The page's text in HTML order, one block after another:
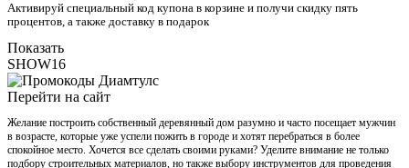
Активируй специальный код купона в корзине и получи скидку пять
процентов, а также доставку в подарок
Показать
SHOW16
Перейти на сайт
Желание построить собственный деревянный дом разумно и часто посещает мужчин
в возрасте, которые уже успели пожить в городе и хотят перебраться в более
спокойное место. Хочется все сделать своими руками? Уделите внимание не только
подбору строительных материалов, но также выбору инструментов для проведения